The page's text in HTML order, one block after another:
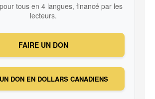
tous en 4 langues, financé par les
lecteurs.
FAIRE UN DON
DON EN DOLLARS CANADIENS